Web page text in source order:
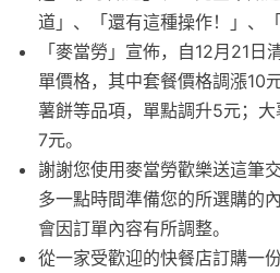
道」、「還有這種操作！」、
「麥當勞」宣佈，自12月21
單價格，其中套餐價格調漲10
薯餅等品項，單點調升5元；
7元。
謝謝您使用麥當勞歡樂送這筆
多一點時間準備您的所選購的
會因訂單內容有所調整。
從一家受歡迎的快餐店訂購一